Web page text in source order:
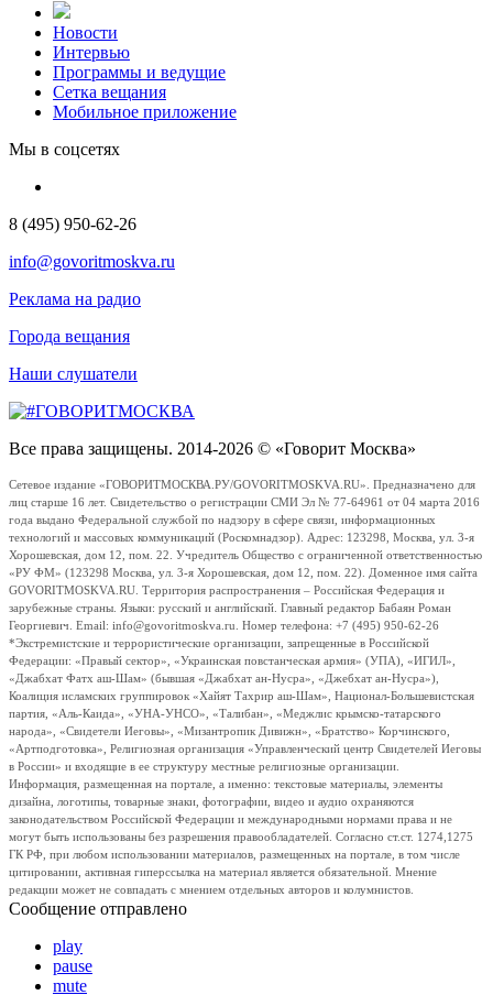
Новости
Интервью
Программы и ведущие
Сетка вещания
Мобильное приложение
Мы в соцсетях
8 (495) 950-62-26
info@govoritmoskva.ru
Реклама на радио
Города вещания
Наши слушатели
Все права защищены. 2014-2026 © «Говорит Москва»
Сетевое издание «ГОВОРИТМОСКВА.РУ/GOVORITMOSKVA.RU». Предназначено для
лиц старше 16 лет. Свидетельство о регистрации СМИ Эл № 77-64961 от 04 марта 2016
года выдано Федеральной службой по надзору в сфере связи, информационных
технологий и массовых коммуникаций (Роскомнадзор). Адрес: 123298, Москва, ул. 3-я
Хорошевская, дом 12, пом. 22. Учредитель Общество с ограниченной ответственностью
«РУ ФМ» (123298 Москва, ул. 3-я Хорошевская, дом 12, пом. 22). Доменное имя сайта
GOVORITMOSKVA.RU. Территория распространения – Российская Федерация и
зарубежные страны. Языки: русский и английский. Главный редактор Бабаян Роман
Георгиевич. Email: info@govoritmoskva.ru. Номер телефона: +7 (495) 950-62-26
*Экстремистские и террористические организации, запрещенные в Российской
Федерации: «Правый сектор», «Украинская повстанческая армия» (УПА), «ИГИЛ»,
«Джабхат Фатх аш-Шам» (бывшая «Джабхат ан-Нусра», «Джебхат ан-Нусра»),
Коалиция исламских группировок «Хайят Тахрир аш-Шам», Национал-Большевистская
партия, «Аль-Каида», «УНА-УНСО», «Талибан», «Меджлис крымско-татарского
народа», «Свидетели Иеговы», «Мизантропик Дивижн», «Братство» Корчинского,
«Артподготовка», Религиозная организация «Управленческий центр Свидетелей Иеговы
в России» и входящие в ее структуру местные религиозные организации.
Информация, размещенная на портале, а именно: текстовые материалы, элементы
дизайна, логотипы, товарные знаки, фотографии, видео и аудио охраняются
законодательством Российской Федерации и международными нормами права и не
могут быть использованы без разрешения правообладателей. Согласно ст.ст. 1274,1275
ГК РФ, при любом использовании материалов, размещенных на портале, в том числе
цитировании, активная гиперссылка на материал является обязательной. Мнение
редакции может не совпадать с мнением отдельных авторов и колумнистов.
Сообщение отправлено
play
pause
mute